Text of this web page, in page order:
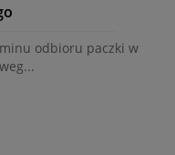
odbioru paczki w